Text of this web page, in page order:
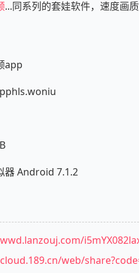
...同系列的套娃软件，速度画
app
器 Android 7.1.2
web/